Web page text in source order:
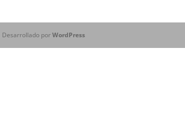
Desarrollado porWordPress